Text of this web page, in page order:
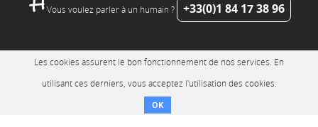
Vous voulez parler à un humain ? +33(0)1 84 17 38 96
Les cookies assurent le bon fonctionnement de nos services. En
utilisant ces derniers, vous acceptez l'utilisation des cookies.
OK